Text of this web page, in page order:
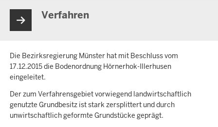
Verfahren
Die Bezirksregierung Münster hat mit Beschluss vom
17.12.2015 die Bodenordnung Hörnerhok-Illerhusen
eingeleitet.
Der zum Verfahrensgebiet vorwiegend landwirtschaftlich
genutzte Grundbesitz ist stark zersplittert und durch
unwirtschaftlich geformte Grundstücke geprägt.